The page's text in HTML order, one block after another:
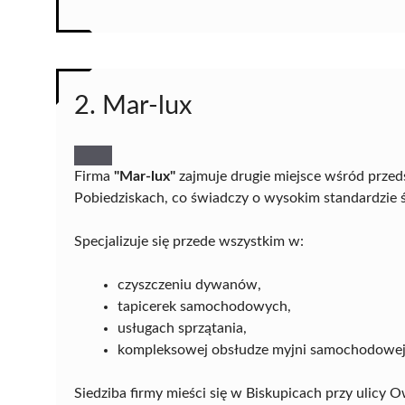
2. Mar-lux
Firma "Mar-lux" zajmuje drugie miejsce wśród
Pobiedziskach, co świadczy o wysokim standardzie
Specjalizuje się przede wszystkim w:
czyszczeniu dywanów,
tapicerek samochodowych,
usługach sprzątania,
kompleksowej obsłudze myjni
Siedziba firmy mieści się w Biskupicach przy ulicy